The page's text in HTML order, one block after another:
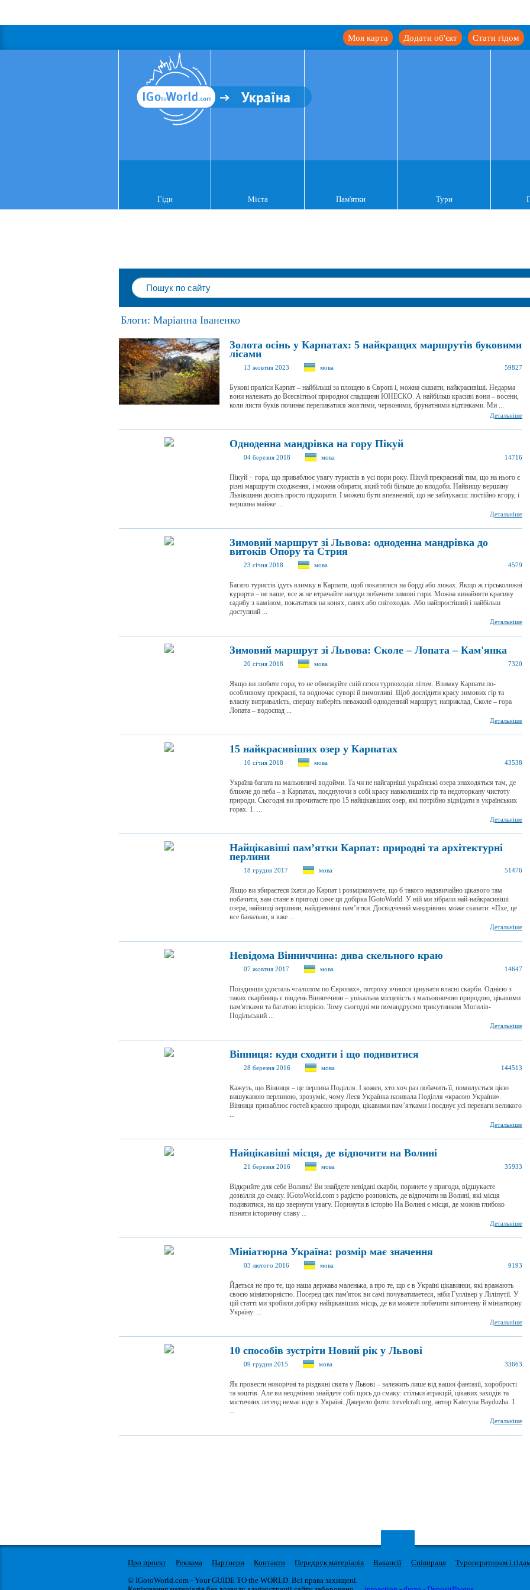
Стати гідом
Додати об'єкт
Моя карта
Україна
Гіди Міста Пам'ятки Тури
Блоги: Маріанна Іваненко
Золота осінь у Карпатах: 5 найкращих маршрутів буковими
лісами
13 жовтня 2023 мова 59827
Букові праліси Карпат – найбільші за площею в Європі і, можна сказати, найкрасивіші. Недарма
вони належать до Всесвітньої природної спадщини ЮНЕСКО. А найбільш красиві вони – восени,
коли листя буків починає переливатися жовтими, червоними, брунатними відтінками. Ми ...
Детальніше
Одноденна мандрівка на гору Пікуй
04 березня 2018 мова 14716
Пікуй − гора, що приваблює увагу туристів в усі пори року. Пікуй прекрасний тим, що на нього є
різні маршрути сходження, і можна обирати, який тобі більше до вподоби. Найвищу вершину
Львівщини досить просто підкорити. І можеш бути впевнений, що не заблукаєш: постійно вгору, і
вершина майже ...
Детальніше
Зимовий маршрут зі Львова: одноденна мандрівка до
витоків Опору та Стрия
23 січня 2018 мова 4579
Багато туристів їдуть взимку в Карпати, щоб покататися на борді або лижах. Якщо ж гірськолижні
курорти – не ваше, все ж не втрачайте нагоди побачити зимові гори. Можна винайняти красиву
садибу з каміном, покататися на конях, санях або снігоходах. Або найпростіший і найбільш
доступний ...
Детальніше
Зимовий маршрут зі Львова: Сколе – Лопата – Кам'янка
20 січня 2018 мова 7320
Якщо ви любите гори, то не обмежуйте свій сезон турпоходів літом. Взимку Карпати по-
особливому прекрасні, та водночас суворі й вимогливі. Щоб дослідити красу зимових гір та
власну витривалість, спершу виберіть неважкий одноденний маршрут, наприклад, Сколе – гора
Лопата – водоспад ...
Детальніше
15 найкрасивіших озер у Карпатах
10 січня 2018 мова 43538
Україна багата на мальовничі водойми. Та чи не найгарніші українські озера знаходяться там, де
ближче до неба – в Карпатах, поєднуючи в собі красу навколишніх гір та недоторкану чистоту
природи. Сьогодні ви прочитаєте про 15 найцікавіших озер, які потрібно відвідати в українських
горах. 1. ...
Детальніше
Найцікавіші пам’ятки Карпат: природні та архітектурні
перлини
18 грудня 2017 мова 51476
Якщо ви збираєтеся їхати до Карпат і розмірковуєте, що б такого надзвичайно цікавого там
побачити, вам стане в пригоді саме ця добірка IGotoWorld. У ній ми зібрали най-найкрасивіші
озера, найвищі вершини, найдревніші пам’ятки. Досвідчений мандрівник може сказати: «Пхе, це
все банально, я вже ...
Детальніше
Невідома Вінниччина: дива скельного краю
07 жовтня 2017 мова 14647
Поїздивши удосталь «галопом по Європах», потроху вчишся цінувати власні скарби. Однією з
таких скарбниць є південь Вінниччини – унікальна місцевість з мальовничою природою, цікавими
пам'ятками та багатою історією. Тому сьогодні ми помандруємо трикутником Могилів-
Подільський ...
Детальніше
Вінниця: куди сходити і що подивитися
28 березня 2016 мова 144513
Кажуть, що Вінниця – це перлина Поділля. І кожен, хто хоч раз побачить її, помилується цією
вишуканою перлиною, зрозуміє, чому Леся Українка називала Поділля «красою України».
Вінниця приваблює гостей красою природи, цікавими пам’ятками і поєднує усі переваги великого
...
Детальніше
Найцікавіші місця, де відпочити на Волині
21 березня 2016 мова 35933
Відкрийте для себе Волинь! Ви знайдете невідані скарби, поринете у пригоди, відшукаєте
дозвілля до смаку. IGotoWorld.com з радістю розповість, де відпочити на Волині, які місця
подивитися, на що звернути увагу. Поринути в історію На Волині є місця, де можна глибоко
пізнати історичну славу ...
Детальніше
Мініатюрна Україна: розмір має значення
03 лютого 2016 мова 9193
Йдеться не про те, що наша держава маленька, а про те, що є в Україні цікавинки, які вражають
своєю мініатюрністю. Посеред цих пам'яток ви самі почуватиметеся, ніби Гуллівер у Ліліпутії. У
цій статті ми зробили добірку найцікавіших місць, де ви можете побачити витончену й мініатюрну
Україну: ...
Детальніше
10 способів зустріти Новий рік у Львові
09 грудня 2015 мова 33663
Як провести новорічні та різдвяні свята у Львові – залежить лише від вашої фантазії, хоробрості
та коштів. Але ви неодмінно знайдете собі щось до смаку: стільки атракцій, цікавих заходів та
містичних легенд немає ніде в Україні. Джерело фото: trevelcraft.org, автор Kateryna Bayduzha. 1.
...
Детальніше
Про проект Реклама Партнери Контакти Передрук матеріалів Вакансії Співпраця Туроператорам і
© IGotoWorld.com - Your GUIDE TO the WORLD. Всі права захищені.